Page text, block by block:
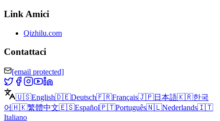
Link Amici
Qizhilu.com
Contattaci
[email protected]
🇺🇸English🇩🇪Deutsch🇫🇷Français🇯🇵日本語🇰🇷한국
어🇭🇰繁體中文🇪🇸Español🇵🇹Português🇳🇱Nederlands🇮🇹
Italiano